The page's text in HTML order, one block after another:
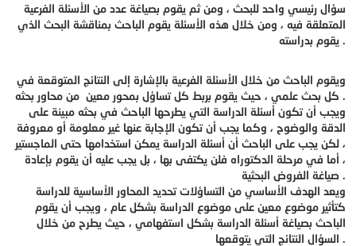
سؤال رئيسي واحد للبحث ، ومن ثم يقوم بصياغة عدد من الأسئلة الفرعية
المتعلقة فيه ، ومن خلال هذه الأسئلة يقوم الباحث بمناقشة البحث الذي
يقوم بدراسته .
ويقوم الباحث من خلال الأسئلة الفرعية بالإشارة إلى النتائج المتوقعة في
كل بحث علمي ، حيث يقوم بربط كل تساؤل بمحور معين من محاور بحثه .
ويجب أن تكون أسئلة الدراسة التي يطرحها الباحث في بحثه مبينة على
الدقة والوضوح ، وكما يجب أن تكون الإجابة عنها غير معلومة أو معروفة
، لكن يجب على الباحث أن أسئلة الدراسة يمكن استخدامها حتى الماجستير
، أما في مرحلة الدكتوراه فلن يكتفى بها ، بل يجب عليه أن يقوم بإعادة
صياغة الفروض البحثية .
ويعد الهدف الأساسي من التساؤلات تحديد المحاور الأساسية للدراسة
كتأثير موضوع معين على موضوع الدراسة بشكل عام ، ويجب أن يقوم
الباحث بصياغة أسئلة الدراسة بشكل استفهامي ، حيث يطرح من خلال
السؤال النتائج التي يتوقعها .